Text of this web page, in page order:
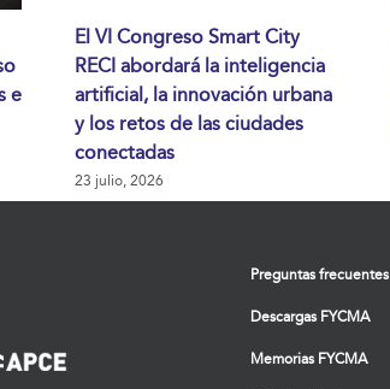
e
El VI Congreso Smart City
RECI abordará la inteligencia
artificial, la innovación urbana
y los retos de las ciudades
conectadas
23 julio, 2026
Preguntas frecuentes
Descargas FYCMA
Memorias FYCMA